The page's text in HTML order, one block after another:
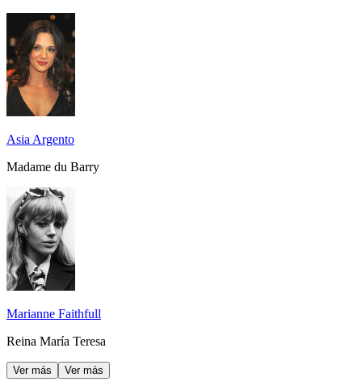
Asia Argento
Madame du Barry
Marianne Faithfull
Reina María Teresa
Ver más Ver más